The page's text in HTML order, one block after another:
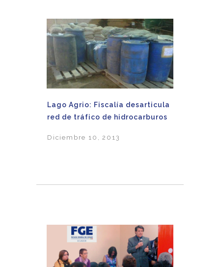
Lago Agrio: Fiscalía desarticula
red de tráfico de hidrocarburos
Diciembre 10, 2013